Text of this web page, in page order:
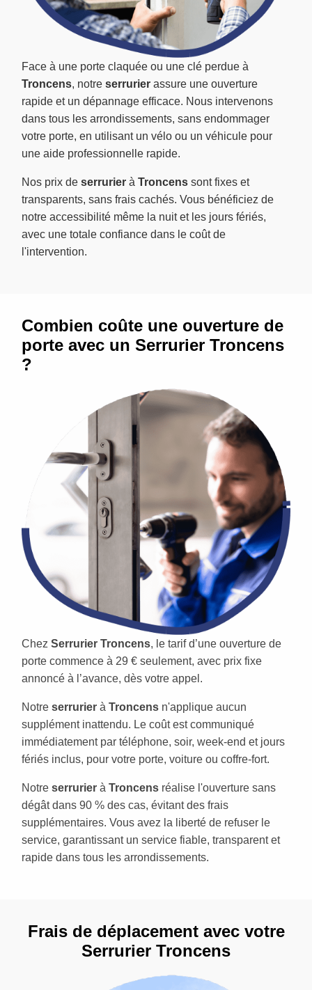
Face à une porte claquée ou une clé perdue à
Troncens, notre serrurier assure une ouverture
rapide et un dépannage efficace. Nous intervenons
dans tous les arrondissements, sans endommager
votre porte, en utilisant un vélo ou un véhicule pour
une aide professionnelle rapide.
Nos prix de serrurier à Troncens sont fixes et
transparents, sans frais cachés. Vous bénéficiez de
notre accessibilité même la nuit et les jours fériés,
avec une totale confiance dans le coût de
l'intervention.
Combien coûte une ouverture de
porte avec un Serrurier Troncens
?
Chez Serrurier Troncens, le tarif d’une ouverture de
porte commence à 29 € seulement, avec prix fixe
annoncé à l’avance, dès votre appel.
Notre serrurier à Troncens n'applique aucun
supplément inattendu. Le coût est communiqué
immédiatement par téléphone, soir, week-end et jours
fériés inclus, pour votre porte, voiture ou coffre-fort.
Notre serrurier à Troncens réalise l'ouverture sans
dégât dans 90 % des cas, évitant des frais
supplémentaires. Vous avez la liberté de refuser le
service, garantissant un service fiable, transparent et
rapide dans tous les arrondissements.
Frais de déplacement avec votre
Serrurier Troncens